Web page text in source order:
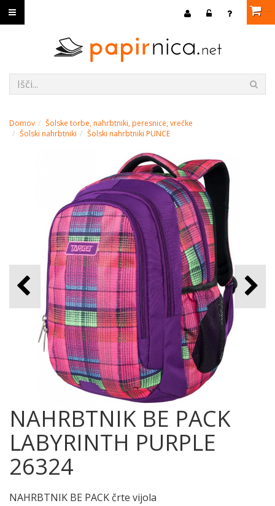
Domov
Šolske torbe, nahrbtniki, peresnice, vrečke
Šolski nahrbtniki
Šolski nahrbtniki PUNCE
NAHRBTNIK BE PACK
LABYRINTH PURPLE
26324
NAHRBTNIK BE PACK črte vijola